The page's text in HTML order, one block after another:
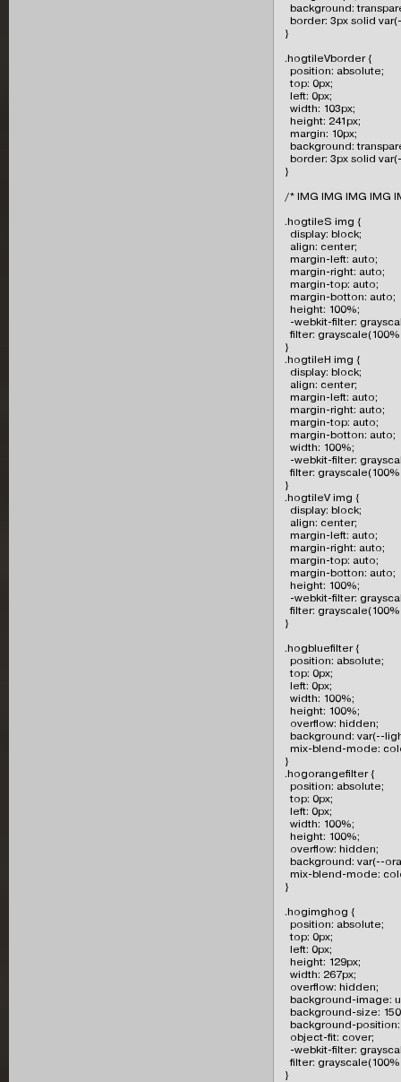
background:
border: 3px solid
}
.hogtileVborder {
  position: absolute;
  top: 0px;
  left: 0px;
  width: 103px;
  height: 241px;
  margin: 10px;
background:
border: 3px solid
}
/* IMG IMG IMG IMG
.hogtileS img {
  display: block;
  align: center;
  margin-left: auto;
  margin-right: auto;
  margin-top: auto;
  margin-botton: auto;
  height: 100%;
-webkit-filter:
filter:
}
.hogtileH img {
  display: block;
  align: center;
  margin-left: auto;
  margin-right: auto;
  margin-top: auto;
  margin-botton: auto;
  width: 100%;
-webkit-filter:
filter:
}
.hogtileV img {
  display: block;
  align: center;
  margin-left: auto;
  margin-right: auto;
  margin-top: auto;
  margin-botton: auto;
  height: 100%;
-webkit-filter:
filter:
}
.hogbluefilter {
  position: absolute;
  top: 0px;
  left: 0px;
  width: 100%;
  height: 100%;
  overflow: hidden;
background: var(--
mix-blend-mode:
}
.hogorangefilter {
  position: absolute;
  top: 0px;
  left: 0px;
  width: 100%;
  height: 100%;
  overflow: hidden;
background: var(--
mix-blend-mode:
}
.hogimghog {
  position: absolute;
  top: 0px;
  left: 0px;
  height: 129px;
  width: 267px;
  overflow: hidden;
background-image:
background-size:
background-position:
  object-fit: cover;
-webkit-filter:
filter:
}